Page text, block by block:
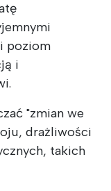
poziom
i
"zmian we
drażliwości
takich